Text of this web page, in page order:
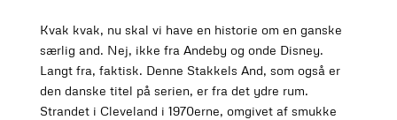
Kvak kvak, nu skal vi have en historie om en ganske
særlig and. Nej, ikke fra Andeby og onde Disney.
Langt fra, faktisk. Denne Stakkels And, som også er
den danske titel på serien, er fra det ydre rum.
Strandet i Cleveland i 1970erne, omgivet af smukke